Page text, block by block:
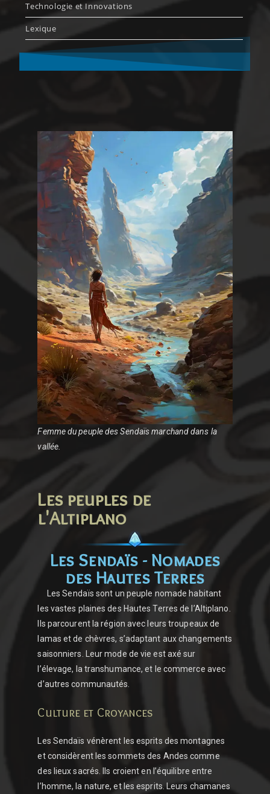
Technologie et Innovations
Lexique
Femme du peuple des Sendaïs marchand dans la
vallée.
Les peuples de
l'Altiplano
Les Sendaïs - Nomades
des Hautes Terres
Les Sendaïs sont un peuple nomade habitant
les vastes plaines des Hautes Terres de l’Altiplano.
Ils parcourent la région avec leurs troupeaux de
lamas et de chèvres, s’adaptant aux changements
saisonniers. Leur mode de vie est axé sur
l’élevage, la transhumance, et le commerce avec
d’autres communautés.
Culture et Croyances
Les Sendaïs vénèrent les esprits des montagnes
et considèrent les sommets des Andes comme
des lieux sacrés. Ils croient en l’équilibre entre
l’homme, la nature, et les esprits. Leurs chamanes